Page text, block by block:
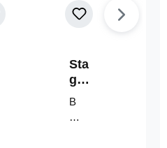
Sta
geri
ser-
LE
D-
B
un